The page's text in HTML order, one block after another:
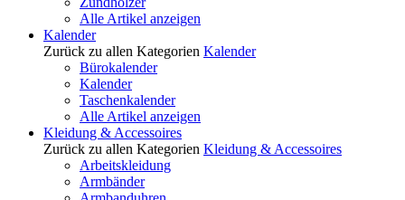
Alle Artikel anzeigen
Kalender
Zurück zu allen Kategorien Kalender
Bürokalender
Kalender
Taschenkalender
Alle Artikel anzeigen
Kleidung & Accessoires
Zurück zu allen Kategorien Kleidung & Accessoires
Arbeitskleidung
Armbänder